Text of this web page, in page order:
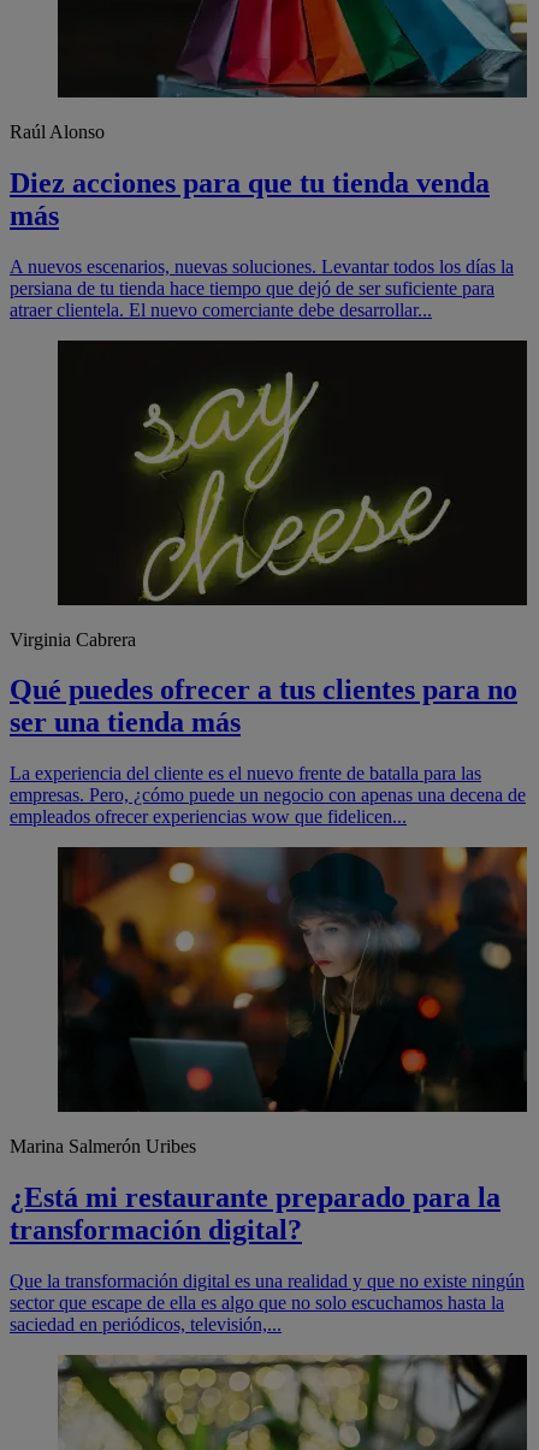
Raúl Alonso
Diez acciones para que tu tienda venda
más
A nuevos escenarios, nuevas soluciones. Levantar todos los días la
persiana de tu tienda hace tiempo que dejó de ser suficiente para
atraer clientela. El nuevo comerciante debe desarrollar...
Virginia Cabrera
Qué puedes ofrecer a tus clientes para no
ser una tienda más
La experiencia del cliente es el nuevo frente de batalla para las
empresas. Pero, ¿cómo puede un negocio con apenas una decena de
empleados ofrecer experiencias wow que fidelicen...
Marina Salmerón Uribes
¿Está mi restaurante preparado para la
transformación digital?
Que la transformación digital es una realidad y que no existe ningún
sector que escape de ella es algo que no solo escuchamos hasta la
saciedad en periódicos, televisión,...